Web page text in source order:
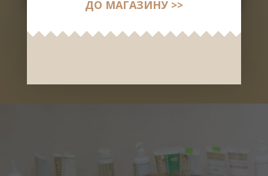
Линия КАРБОКСИТЕРАПИЯ +
ДО МАГАЗИНУ >>